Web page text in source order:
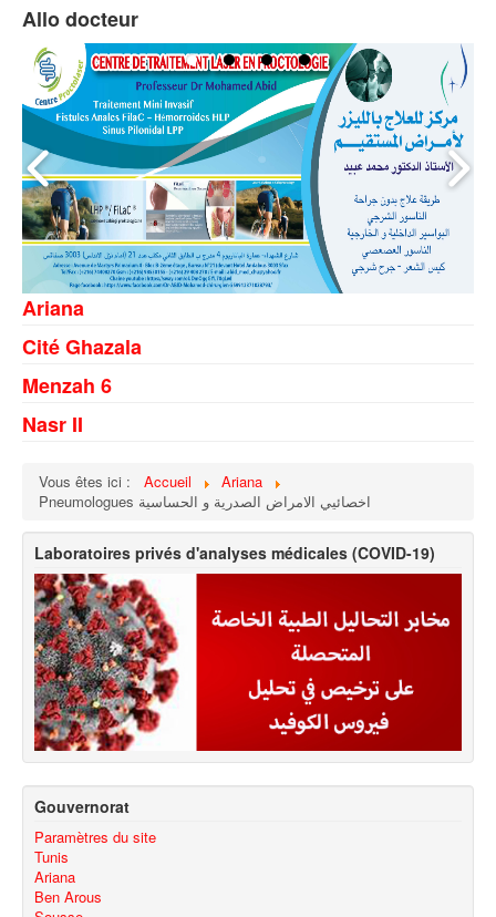
Contact
Allo docteur
Ariana
Cité Ghazala
Menzah 6
Nasr II
Vous êtes ici : Accueil
Ariana
Pneumologues اخصائيي الامراض الصدرية و الحساسية
Laboratoires privés d'analyses médicales (COVID-19)
Gouvernorat
Paramètres du site
Tunis
Ariana
Ben Arous